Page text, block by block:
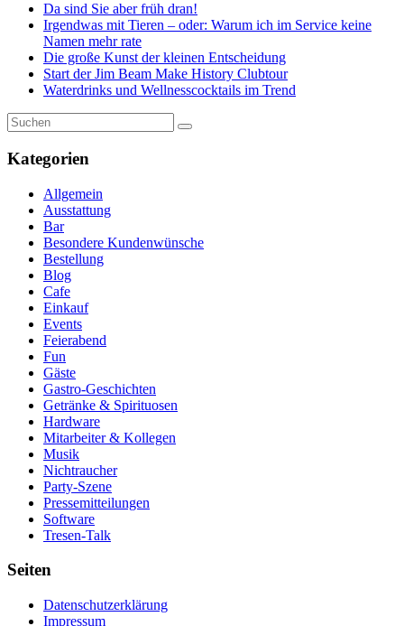
Da sind Sie aber früh dran!
Irgendwas mit Tieren – oder: Warum ich im Service keine
Namen mehr rate
Die große Kunst der kleinen Entscheidung
Start der Jim Beam Make History Clubtour
Waterdrinks und Wellnesscocktails im Trend
Kategorien
Allgemein
Ausstattung
Bar
Besondere Kundenwünsche
Bestellung
Blog
Cafe
Einkauf
Events
Feierabend
Fun
Gäste
Gastro-Geschichten
Getränke & Spirituosen
Hardware
Mitarbeiter & Kollegen
Musik
Nichtraucher
Party-Szene
Pressemitteilungen
Software
Tresen-Talk
Seiten
Datenschutzerklärung
Impressum